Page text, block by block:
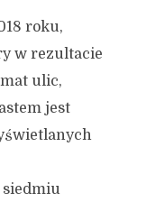
roku,
w rezultacie
ulic,
jest
siedmiu